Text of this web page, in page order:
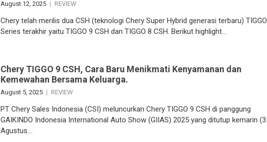
August 12, 2025 REVIEW
Chery telah merilis dua CSH (teknologi Chery Super Hybrid generasi terbaru) TIGGO
Series terakhir yaitu TIGGO 9 CSH dan TIGGO 8 CSH. Berikut highlight…
Chery TIGGO 9 CSH, Cara Baru Menikmati Kenyamanan dan
Kemewahan Bersama Keluarga.
August 5, 2025 REVIEW
PT Chery Sales Indonesia (CSI) meluncurkan Chery TIGGO 9 CSH di panggung
GAIKINDO Indonesia International Auto Show (GIIAS) 2025 yang ditutup kemarin (3
Agustus…